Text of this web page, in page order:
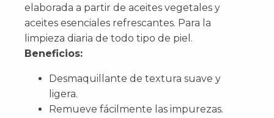
elaborada a partir de aceites vegetales y
aceites esenciales refrescantes. Para la
limpieza diaria de todo tipo de piel.
Beneficios:
Desmaquillante de textura suave y
ligera.
Remueve fácilmente las impurezas.